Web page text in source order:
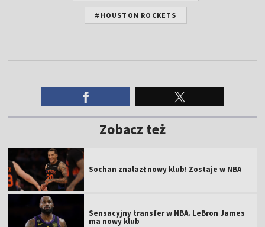
#HOUSTON ROCKETS
Zobacz też
Sochan znalazł nowy klub! Zostaje w NBA
Sensacyjny transfer w NBA. LeBron James
ma nowy klub